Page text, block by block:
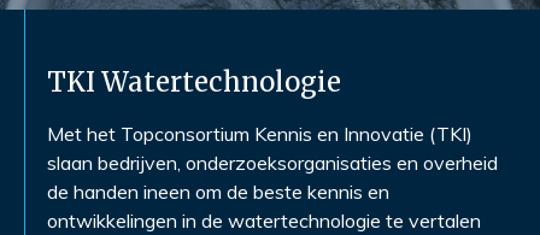
TKI Watertechnologie
Met het Topconsortium Kennis en Innovatie (TKI)
slaan bedrijven, onderzoeksorganisaties en overheid
de handen ineen om de beste kennis en
ontwikkelingen in de watertechnologie te vertalen